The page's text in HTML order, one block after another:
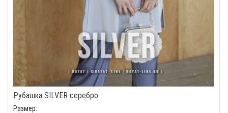
Рубашка SILVER серебро
Размер: